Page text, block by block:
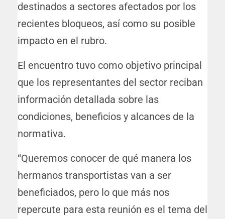
destinados a sectores afectados por los
recientes bloqueos, así como su posible
impacto en el rubro.
El encuentro tuvo como objetivo principal
que los representantes del sector reciban
información detallada sobre las
condiciones, beneficios y alcances de la
normativa.
“Queremos conocer de qué manera los
hermanos transportistas van a ser
beneficiados, pero lo que más nos
repercute para esta reunión es el tema del